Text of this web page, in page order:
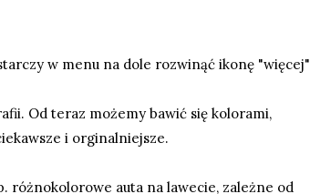
w menu na dole rozwinąć ikonę "więcej"
Od teraz możemy bawić się kolorami,
i orginalniejsze.
różnokolorowe auta na lawecie, zależne od